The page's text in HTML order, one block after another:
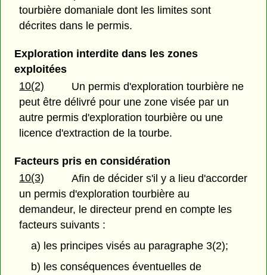
tourbière domaniale dont les limites sont
décrites dans le permis.
Exploration interdite dans les zones
exploitées
10(2)
Un permis d'exploration tourbière ne
peut être délivré pour une zone visée par un
autre permis d'exploration tourbière ou une
licence d'extraction de la tourbe.
Facteurs pris en considération
10(3)
Afin de décider s'il y a lieu d'accorder
un permis d'exploration tourbière au
demandeur, le directeur prend en compte les
facteurs suivants :
a) les principes visés au paragraphe 3(2);
b) les conséquences éventuelles de